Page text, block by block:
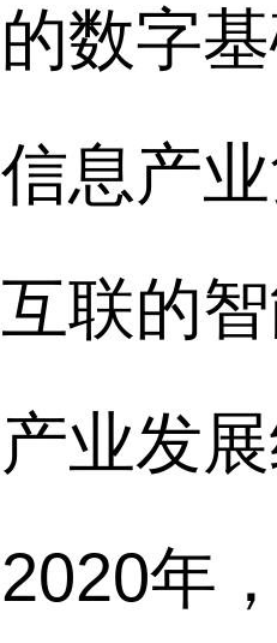
数字
息产
联的
业发
年